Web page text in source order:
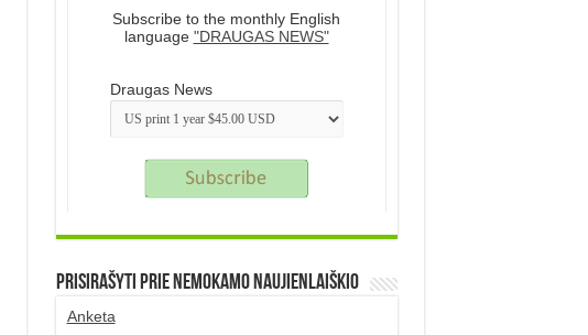
Subscribe to the monthly English
language "DRAUGAS NEWS"
Draugas News
Prisirašyti prie nemokamo naujienlaiškio
Anketa